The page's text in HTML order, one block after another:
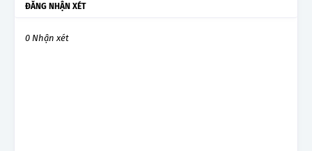
ĐĂNG NHẬN XÉT
0 Nhận xét